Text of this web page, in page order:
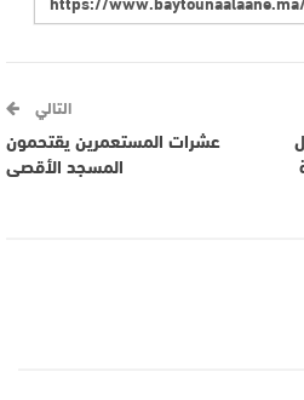
التالي
عشرات المستعمرين يقتحمون
المسجد الأقصى